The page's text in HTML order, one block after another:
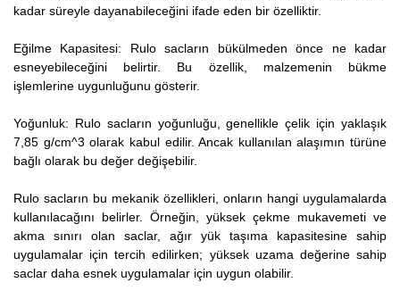
kadar süreyle dayanabileceğini ifade eden bir özelliktir.
Eğilme Kapasitesi: Rulo sacların bükülmeden önce ne kadar
esneyebileceğini belirtir. Bu özellik, malzemenin bükme
işlemlerine uygunluğunu gösterir.
Yoğunluk: Rulo sacların yoğunluğu, genellikle çelik için yaklaşık
7,85 g/cm^3 olarak kabul edilir. Ancak kullanılan alaşımın türüne
bağlı olarak bu değer değişebilir.
Rulo sacların bu mekanik özellikleri, onların hangi uygulamalarda
kullanılacağını belirler. Örneğin, yüksek çekme mukavemeti ve
akma sınırı olan saclar, ağır yük taşıma kapasitesine sahip
uygulamalar için tercih edilirken; yüksek uzama değerine sahip
saclar daha esnek uygulamalar için uygun olabilir.